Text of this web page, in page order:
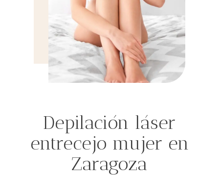
Depilación láser
entrecejo mujer en
Zaragoza